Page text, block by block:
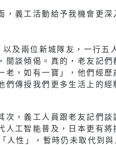
義工活動給予我機會更深
兩位新城隊友，一行五
閒談傾偈。真的，老友記們
，如有一寶」，他們經歷
傳授我們更多生活上的經
，義工人員跟老友記們談
工智能普及，日本更有將
人性」，暫時仍未取代到與